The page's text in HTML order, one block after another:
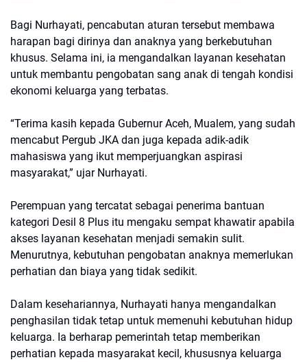
Bagi Nurhayati, pencabutan aturan tersebut membawa
harapan bagi dirinya dan anaknya yang berkebutuhan
khusus. Selama ini, ia mengandalkan layanan kesehatan
untuk membantu pengobatan sang anak di tengah kondisi
ekonomi keluarga yang terbatas.
“Terima kasih kepada Gubernur Aceh, Mualem, yang sudah
mencabut Pergub JKA dan juga kepada adik-adik
mahasiswa yang ikut memperjuangkan aspirasi
masyarakat,” ujar Nurhayati.
Perempuan yang tercatat sebagai penerima bantuan
kategori Desil 8 Plus itu mengaku sempat khawatir apabila
akses layanan kesehatan menjadi semakin sulit.
Menurutnya, kebutuhan pengobatan anaknya memerlukan
perhatian dan biaya yang tidak sedikit.
Dalam kesehariannya, Nurhayati hanya mengandalkan
penghasilan tidak tetap untuk memenuhi kebutuhan hidup
keluarga. Ia berharap pemerintah tetap memberikan
perhatian kepada masyarakat kecil, khususnya keluarga